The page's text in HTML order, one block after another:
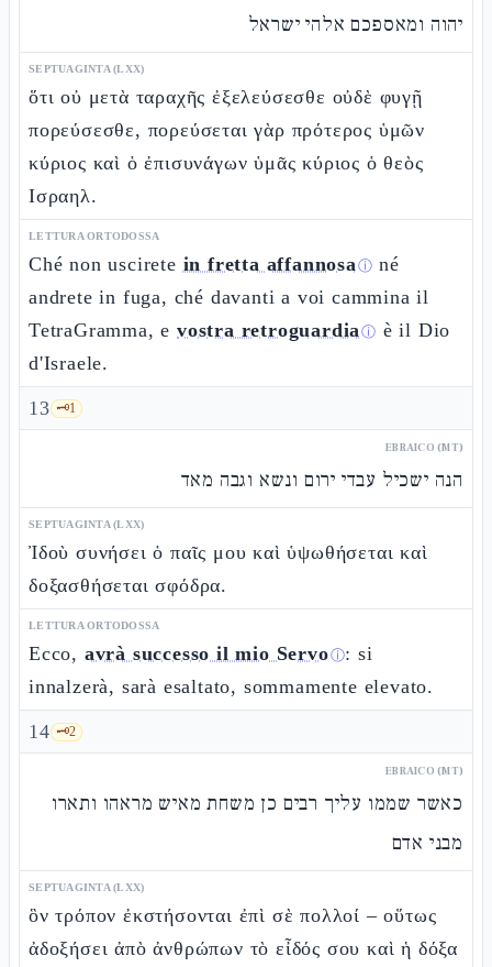
יהוה ומאספכם אלהי ישראל
SEPTUAGINTA (LXX)
ὅτι οὐ μετὰ ταραχῆς ἐξελεύσεσθε οὐδὲ φυγῇ
πορεύσεσθε, πορεύσεται γὰρ πρότερος ὑμῶν
κύριος καὶ ὁ ἐπισυνάγων ὑμᾶς κύριος ὁ θεὸς
Ισραηλ.
LETTURA ORTODOSSA
Ché non uscirete in fretta affannosaⓘ né
andrete in fuga, ché davanti a voi cammina il
TetraGramma, evostra retroguardiaⓘ è il Dio
d'Israele.
13 🗝️1
EBRAICO (MT)
הנה ישכיל עבדי ירום ונשא וגבה מאד
SEPTUAGINTA (LXX)
Ἰδοὺ συνήσει ὁ παῖς μου καὶ ὑψωθήσεται καὶ
δοξασθήσεται σφόδρα.
LETTURA ORTODOSSA
Ecco, avrà successo il mio Servoⓘ: si
innalzerà, sarà esaltato, sommamente elevato.
14 🗝️2
EBRAICO (MT)
כאשר שממו עליך רבים כן משחת מאיש מראהו ותארו
מבני אדם
SEPTUAGINTA (LXX)
ὃν τρόπον ἐκστήσονται ἐπὶ σὲ πολλοί – οὕτως
ἀδοξήσει ἀπὸ ἀνθρώπων τὸ εἶδός σου καὶ ἡ δόξα